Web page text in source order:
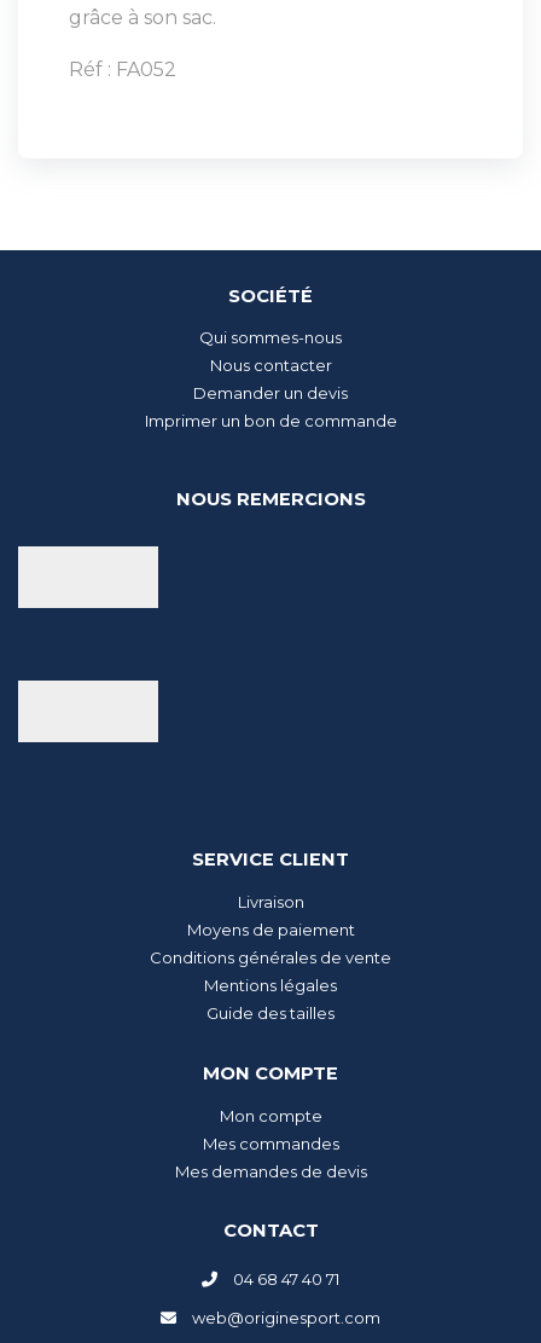
grâce à son sac.
Réf : FA052
SOCIÉTÉ
Qui sommes-nous
Nous contacter
Demander un devis
Imprimer un bon de commande
NOUS REMERCIONS
SERVICE CLIENT
Livraison
Moyens de paiement
Conditions générales de vente
Mentions légales
Guide des tailles
MON COMPTE
Mon compte
Mes commandes
Mes demandes de devis
CONTACT
04 68 47 40 71
web@originesport.com